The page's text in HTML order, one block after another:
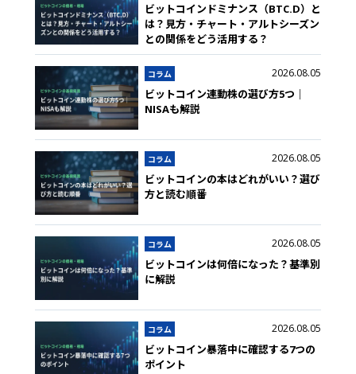
ビットコインドミナンス（BTC.D）と
は？見方・チャート・アルトシーズン
との関係をどう活用する？
コラム 2026.08.05
ビットコイン連動株の選び方5つ｜
NISAも解説
コラム 2026.08.05
ビットコインの本はどれがいい？選び
方と読む順番
コラム 2026.08.05
ビットコインは何倍になった？基準別
に解説
コラム 2026.08.05
ビットコイン暴落中に確認する7つの
ポイント